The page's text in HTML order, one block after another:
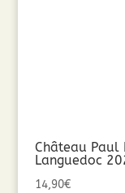
Château Paul
Languedoc
14,90€